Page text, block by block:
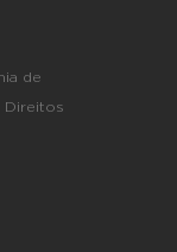
de
Direitos